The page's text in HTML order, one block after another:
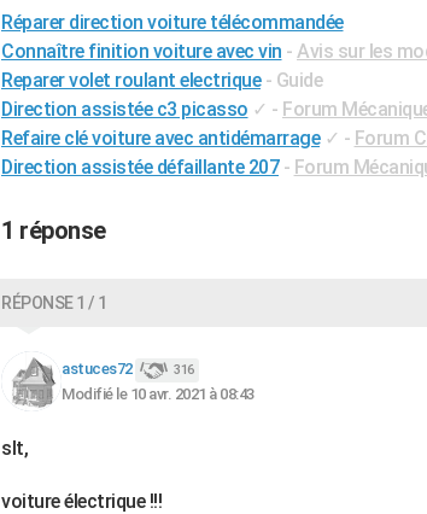
Réparer direction voiture télécommandée
Connaître finition voiture avec vin - Avis sur les
Reparer volet roulant electrique - Guide
Direction assistée c3 picasso ✓ - Forum
Refaire clé voiture avec antidémarrage ✓ - Forum
Direction assistée défaillante 207 - Forum
1 réponse
RÉPONSE 1 / 1
astuces72 316
Modifié le 10 avr. 2021 à 08:43
slt,
voiture électrique !!!